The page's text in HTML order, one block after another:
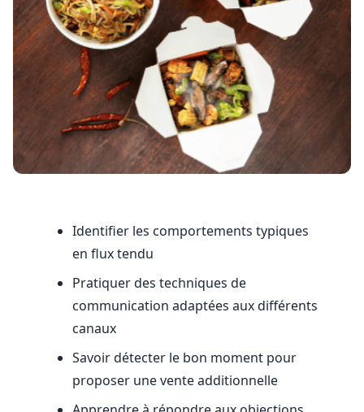
Identifier les comportements typiques
en flux tendu
Pratiquer des techniques de
communication adaptées aux différents
canaux
Savoir détecter le bon moment pour
proposer une vente additionnelle